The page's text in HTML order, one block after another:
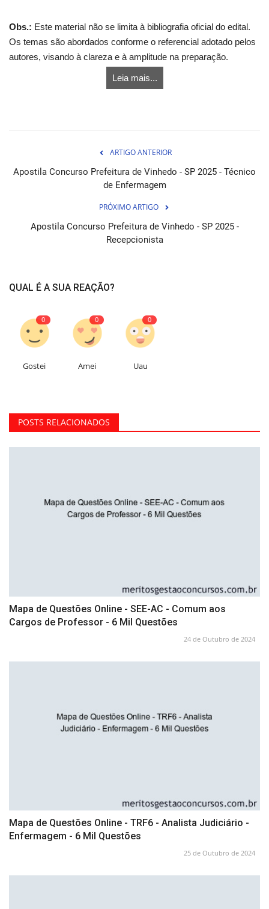
Obs.: Este material não se limita à bibliografia oficial do edital.
Os temas são abordados conforme o referencial adotado pelos
autores, visando à clareza e à amplitude na preparação.
Leia mais...
ARTIGO ANTERIOR
Apostila Concurso Prefeitura de Vinhedo - SP 2025 - Técnico
de Enfermagem
PRÓXIMO ARTIGO
Apostila Concurso Prefeitura de Vinhedo - SP 2025 -
Recepcionista
QUAL É A SUA REAÇÃO?
0
Gostei
0
Amei
0
Uau
POSTS RELACIONADOS
Mapa de Questões Online - SEE-AC - Comum aos
Cargos de Professor - 6 Mil Questões
24 de Outubro de 2024
Mapa de Questões Online - TRF6 - Analista Judiciário -
Enfermagem - 6 Mil Questões
25 de Outubro de 2024